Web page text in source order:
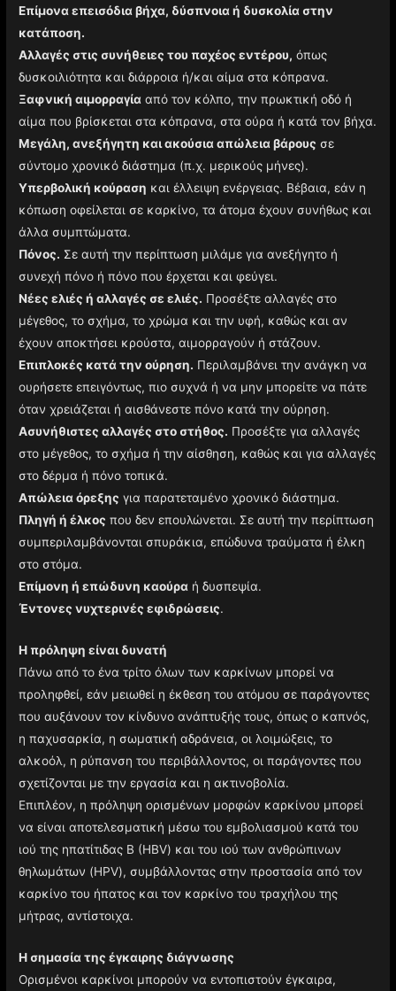
Επίμονα επεισόδια βήχα, δύσπνοια ή δυσκολία στην
κατάποση.
Αλλαγές στις συνήθειες του παχέος εντέρου, όπως
δυσκοιλιότητα και διάρροια ή/και αίμα στα κόπρανα.
Ξαφνική αιμορραγία από τον κόλπο, την πρωκτική οδό ή
αίμα που βρίσκεται στα κόπρανα, στα ούρα ή κατά τον βήχα.
Μεγάλη, ανεξήγητη και ακούσια απώλεια βάρους σε
σύντομο χρονικό διάστημα (π.χ. μερικούς μήνες).
Υπερβολική κούραση και έλλειψη ενέργειας. Βέβαια, εάν η
κόπωση οφείλεται σε καρκίνο, τα άτομα έχουν συνήθως και
άλλα συμπτώματα.
Πόνος. Σε αυτή την περίπτωση μιλάμε για ανεξήγητο ή
συνεχή πόνο ή πόνο που έρχεται και φεύγει.
Νέες ελιές ή αλλαγές σε ελιές. Προσέξτε αλλαγές στο
μέγεθος, το σχήμα, το χρώμα και την υφή, καθώς και αν
έχουν αποκτήσει κρούστα, αιμορραγούν ή στάζουν.
Επιπλοκές κατά την ούρηση. Περιλαμβάνει την ανάγκη να
ουρήσετε επειγόντως, πιο συχνά ή να μην μπορείτε να πάτε
όταν χρειάζεται ή αισθάνεστε πόνο κατά την ούρηση.
Ασυνήθιστες αλλαγές στο στήθος. Προσέξτε για αλλαγές
στο μέγεθος, το σχήμα ή την αίσθηση, καθώς και για αλλαγές
στο δέρμα ή πόνο τοπικά.
Απώλεια όρεξης για παρατεταμένο χρονικό διάστημα.
Πληγή ή έλκος που δεν επουλώνεται. Σε αυτή την περίπτωση
συμπεριλαμβάνονται σπυράκια, επώδυνα τραύματα ή έλκη
στο στόμα.
Επίμονη ή επώδυνη καούρα ή δυσπεψία.
Έντονες νυχτερινές εφιδρώσεις.
Η πρόληψη είναι δυνατή
Πάνω από το ένα τρίτο όλων των καρκίνων μπορεί να
προληφθεί, εάν μειωθεί η έκθεση του ατόμου σε παράγοντες
που αυξάνουν τον κίνδυνο ανάπτυξής τους, όπως ο καπνός,
η παχυσαρκία, η σωματική αδράνεια, οι λοιμώξεις, το
αλκοόλ, η ρύπανση του περιβάλλοντος, οι παράγοντες που
σχετίζονται με την εργασία και η ακτινοβολία.
Επιπλέον, η πρόληψη ορισμένων μορφών καρκίνου μπορεί
να είναι αποτελεσματική μέσω του εμβολιασμού κατά του
ιού της ηπατίτιδας Β (HBV) και του ιού των ανθρώπινων
θηλωμάτων (HPV), συμβάλλοντας στην προστασία από τον
καρκίνο του ήπατος και τον καρκίνο του τραχήλου της
μήτρας, αντίστοιχα.
Η σημασία της έγκαιρης διάγνωσης
Ορισμένοι καρκίνοι μπορούν να εντοπιστούν έγκαιρα,